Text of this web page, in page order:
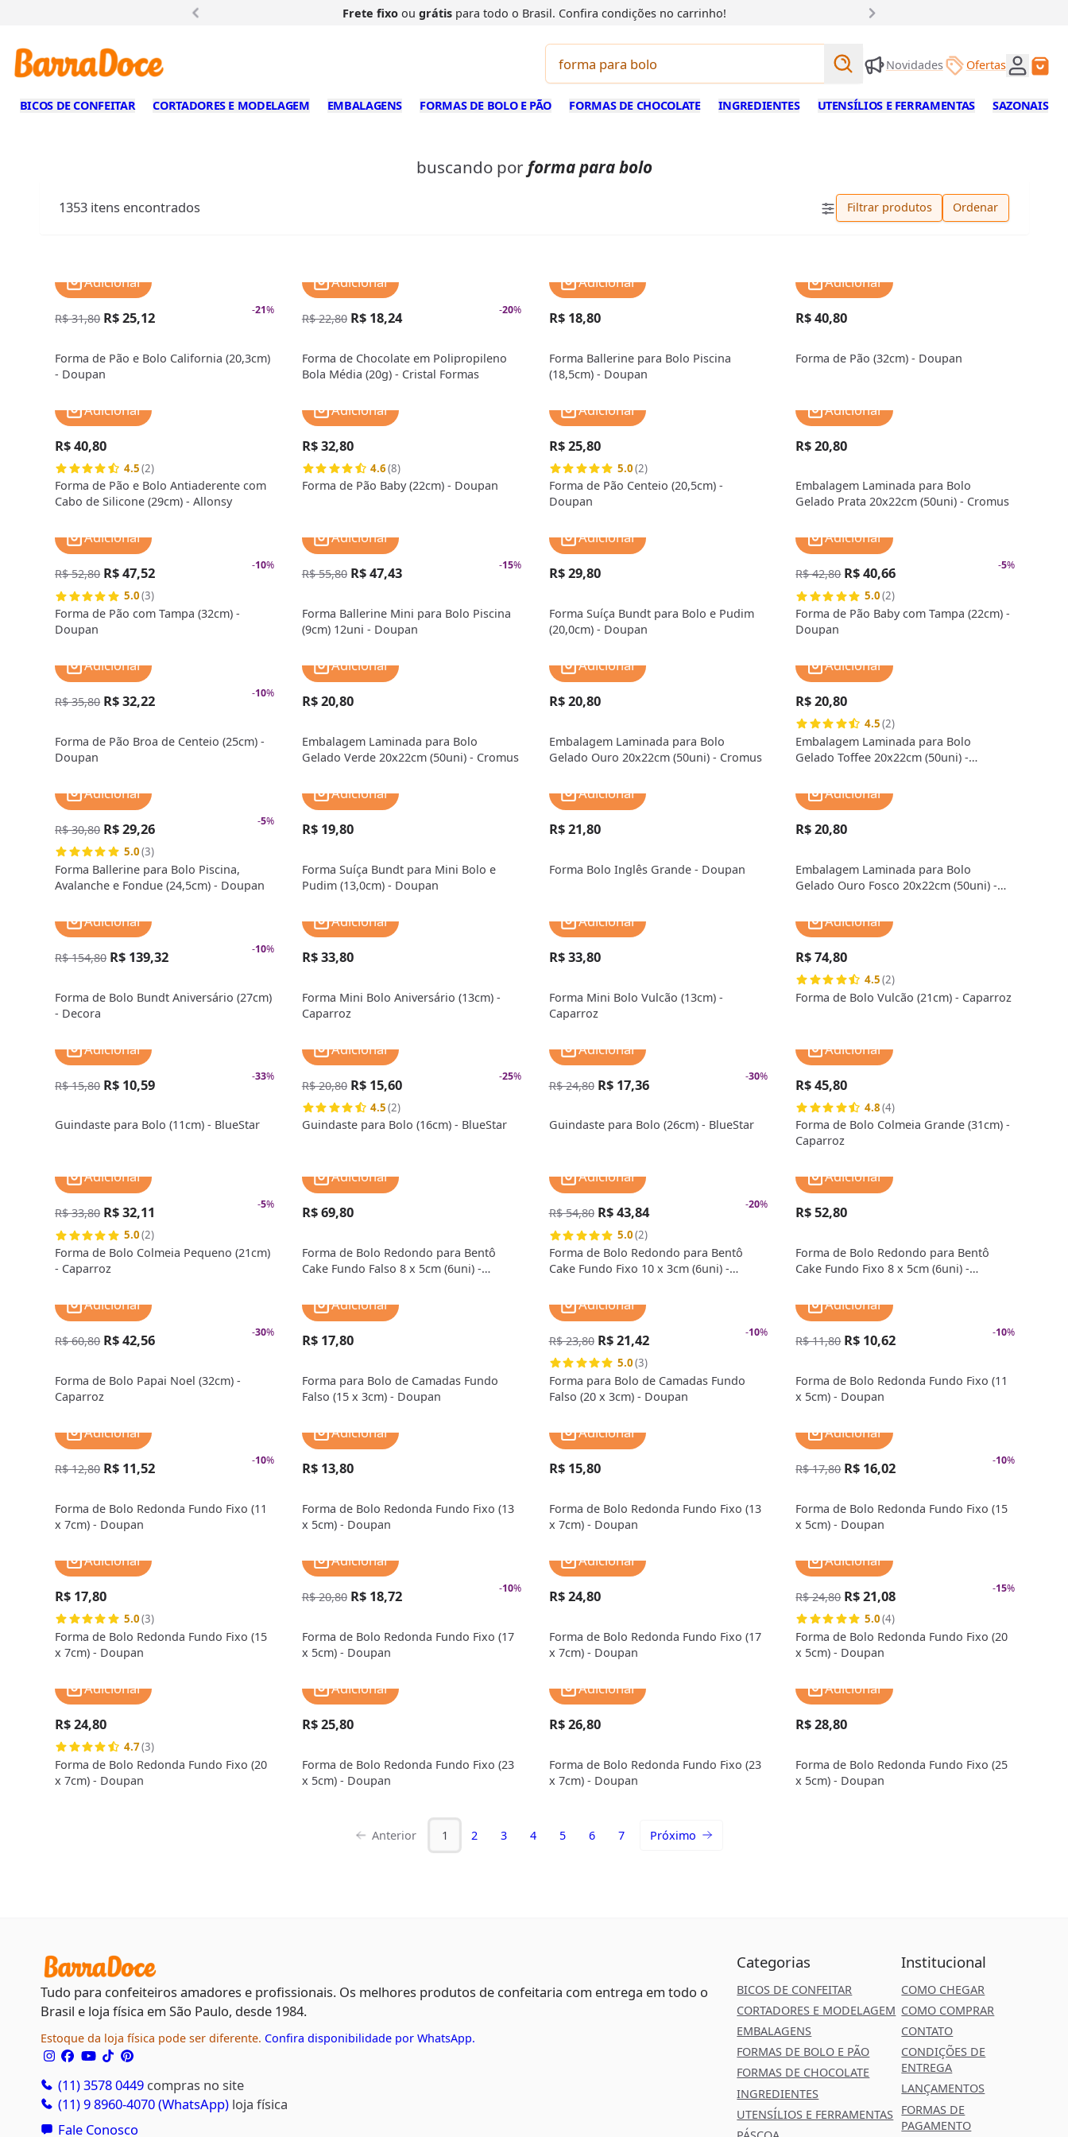
Frete fixoou grátispara todo o Brasil. Confira condições no carrinho!
Buscar produtos
Buscar
Novidades Ofertas
BICOS DE CONFEITAR CORTADORES E MODELAGEM EMBALAGENS FORMAS DE BOLO E PÃO FORMAS DE CHOCOLATE INGREDIENTES UTENSÍLIOS E FERRAMENTAS SAZONAIS
buscando por forma para bolo
1353 itens encontrados Filtrar produtos Ordenar
-21%
R$ 31,80 R$ 25,12
Forma de Pão e Bolo California (20,3cm)
- Doupan
Adicionar
-20%
R$ 22,80 R$ 18,24
Forma de Chocolate em Polipropileno
Bola Média (20g) - Cristal Formas
Adicionar
R$ 18,80
Forma Ballerine para Bolo Piscina
(18,5cm) - Doupan
Adicionar
R$ 40,80
Forma de Pão (32cm) - Doupan
Adicionar
R$ 40,80
4.5(2)
Forma de Pão e Bolo Antiaderente com
Cabo de Silicone (29cm) - Allonsy
Adicionar
R$ 32,80
4.6(8)
Forma de Pão Baby (22cm) - Doupan
Adicionar
R$ 25,80
5.0(2)
Forma de Pão Centeio (20,5cm) -
Doupan
Adicionar
R$ 20,80
Embalagem Laminada para Bolo
Gelado Prata 20x22cm (50uni) - Cromus
Adicionar
-10%
R$ 52,80 R$ 47,52
5.0(3)
Forma de Pão com Tampa (32cm) -
Doupan
Adicionar
-15%
R$ 55,80 R$ 47,43
Forma Ballerine Mini para Bolo Piscina
(9cm) 12uni - Doupan
Adicionar
R$ 29,80
Forma Suíça Bundt para Bolo e Pudim
(20,0cm) - Doupan
Adicionar
-5%
R$ 42,80 R$ 40,66
5.0(2)
Forma de Pão Baby com Tampa (22cm) -
Doupan
Adicionar
-10%
R$ 35,80 R$ 32,22
Forma de Pão Broa de Centeio (25cm) -
Doupan
Adicionar
R$ 20,80
Embalagem Laminada para Bolo
Gelado Verde 20x22cm (50uni) - Cromus
Adicionar
R$ 20,80
Embalagem Laminada para Bolo
Gelado Ouro 20x22cm (50uni) - Cromus
Adicionar
R$ 20,80
4.5(2)
Embalagem Laminada para Bolo
Gelado Toffee 20x22cm (50uni) -
Adicionar
-5%
R$ 30,80 R$ 29,26
5.0(3)
Forma Ballerine para Bolo Piscina,
Avalanche e Fondue (24,5cm) - Doupan
Adicionar
R$ 19,80
Forma Suíça Bundt para Mini Bolo e
Pudim (13,0cm) - Doupan
Adicionar
R$ 21,80
Forma Bolo Inglês Grande - Doupan
Adicionar
R$ 20,80
Embalagem Laminada para Bolo
Gelado Ouro Fosco 20x22cm (50uni) -
Adicionar
-10%
R$ 154,80 R$ 139,32
Forma de Bolo Bundt Aniversário (27cm)
- Decora
Adicionar
R$ 33,80
Forma Mini Bolo Aniversário (13cm) -
Caparroz
Adicionar
R$ 33,80
Forma Mini Bolo Vulcão (13cm) -
Caparroz
Adicionar
R$ 74,80
4.5(2)
Forma de Bolo Vulcão (21cm) - Caparroz
Adicionar
-33%
R$ 15,80 R$ 10,59
Guindaste para Bolo (11cm) - BlueStar
Adicionar
-25%
R$ 20,80 R$ 15,60
4.5(2)
Guindaste para Bolo (16cm) - BlueStar
Adicionar
-30%
R$ 24,80 R$ 17,36
Guindaste para Bolo (26cm) - BlueStar
Adicionar
R$ 45,80
4.8(4)
Forma de Bolo Colmeia Grande (31cm) -
Caparroz
Adicionar
-5%
R$ 33,80 R$ 32,11
5.0(2)
Forma de Bolo Colmeia Pequeno (21cm)
- Caparroz
Adicionar
R$ 69,80
Forma de Bolo Redondo para Bentô
Cake Fundo Falso 8 x 5cm (6uni) -
Adicionar
-20%
R$ 54,80 R$ 43,84
5.0(2)
Forma de Bolo Redondo para Bentô
Cake Fundo Fixo 10 x 3cm (6uni) -
Adicionar
R$ 52,80
Forma de Bolo Redondo para Bentô
Cake Fundo Fixo 8 x 5cm (6uni) -
Adicionar
-30%
R$ 60,80 R$ 42,56
Forma de Bolo Papai Noel (32cm) -
Caparroz
Adicionar
R$ 17,80
Forma para Bolo de Camadas Fundo
Falso (15 x 3cm) - Doupan
Adicionar
-10%
R$ 23,80 R$ 21,42
5.0(3)
Forma para Bolo de Camadas Fundo
Falso (20 x 3cm) - Doupan
Adicionar
-10%
R$ 11,80 R$ 10,62
Forma de Bolo Redonda Fundo Fixo (11
x 5cm) - Doupan
Adicionar
-10%
R$ 12,80 R$ 11,52
Forma de Bolo Redonda Fundo Fixo (11
x 7cm) - Doupan
Adicionar
R$ 13,80
Forma de Bolo Redonda Fundo Fixo (13
x 5cm) - Doupan
Adicionar
R$ 15,80
Forma de Bolo Redonda Fundo Fixo (13
x 7cm) - Doupan
Adicionar
-10%
R$ 17,80 R$ 16,02
Forma de Bolo Redonda Fundo Fixo (15
x 5cm) - Doupan
Adicionar
R$ 17,80
5.0(3)
Forma de Bolo Redonda Fundo Fixo (15
x 7cm) - Doupan
Adicionar
-10%
R$ 20,80 R$ 18,72
Forma de Bolo Redonda Fundo Fixo (17
x 5cm) - Doupan
Adicionar
R$ 24,80
Forma de Bolo Redonda Fundo Fixo (17
x 7cm) - Doupan
Adicionar
-15%
R$ 24,80 R$ 21,08
5.0(4)
Forma de Bolo Redonda Fundo Fixo (20
x 5cm) - Doupan
Adicionar
R$ 24,80
4.7(3)
Forma de Bolo Redonda Fundo Fixo (20
x 7cm) - Doupan
Adicionar
R$ 25,80
Forma de Bolo Redonda Fundo Fixo (23
x 5cm) - Doupan
Adicionar
R$ 26,80
Forma de Bolo Redonda Fundo Fixo (23
x 7cm) - Doupan
Adicionar
R$ 28,80
Forma de Bolo Redonda Fundo Fixo (25
x 5cm) - Doupan
Adicionar
Anterior 1 2 3 4 5 6 7 Próximo
Tudo para confeiteiros amadores e profissionais. Os melhores produtos de confeitaria com entrega em todo o
Brasil e loja física em São Paulo, desde 1984.
Estoque da loja física pode ser diferente. Confira disponibilidade por WhatsApp.
(11) 3578 0449 compras no site
(11) 9 8960-4070 (WhatsApp) loja física
Fale Conosco
Categorias
BICOS DE CONFEITAR
CORTADORES E MODELAGEM
EMBALAGENS
FORMAS DE BOLO E PÃO
FORMAS DE CHOCOLATE
INGREDIENTES
UTENSÍLIOS E FERRAMENTAS
Institucional
COMO CHEGAR
COMO COMPRAR
CONTATO
CONDIÇÕES DE
ENTREGA
LANÇAMENTOS
FORMAS DE
PAGAMENTO